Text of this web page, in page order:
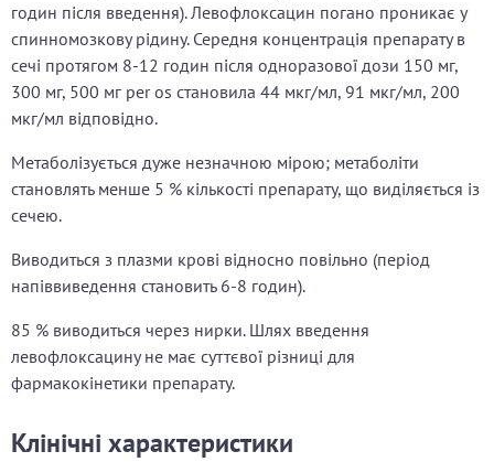
годин після введення). Левофлоксацин погано проникає у
спинномозкову рідину. Середня концентрація препарату в
сечі протягом 8-12 годин після одноразової дози 150 мг,
300 мг, 500 мг per os становила 44 мкг/мл, 91 мкг/мл, 200
мкг/мл відповідно.
Метаболізується дуже незначною мірою; метаболіти
становлять менше 5 % кількості препарату, що виділяється із
сечею.
Виводиться з плазми крові відносно повільно (період
напіввиведення становить 6-8 годин).
85 % виводиться через нирки. Шлях введення
левофлоксацину не має суттєвої різниці для
фармакокінетики препарату.
Клінічні характеристики